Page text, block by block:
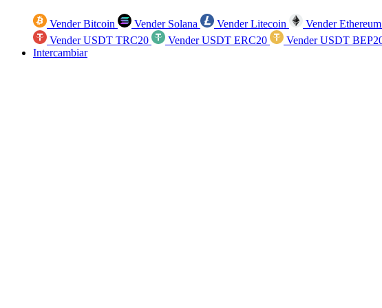
Vender Bitcoin Vender Solana Vender Litecoin Vender Ethereum
Vender USDT TRC20
Vender USDT ERC20 Vender USDT
Intercambiar